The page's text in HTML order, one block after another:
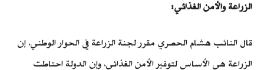
الزراعة والأمن الغذائي:
قال النائب هشام الحصري مقرر لجنة الزراعة في الحوار الوطني، إن
الزراعة هي الأساس لتوفير الأمن الغذائي، وإن الدولة احتاطت